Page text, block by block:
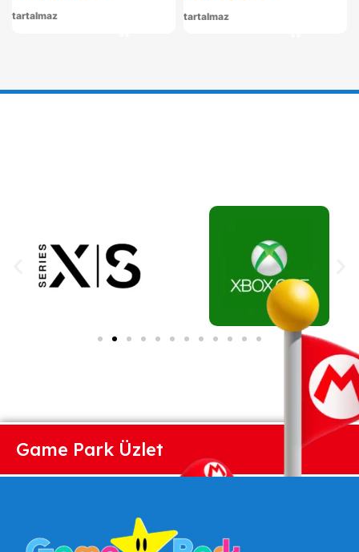
tartalmaz tartalmaz
Game Park Üzlet